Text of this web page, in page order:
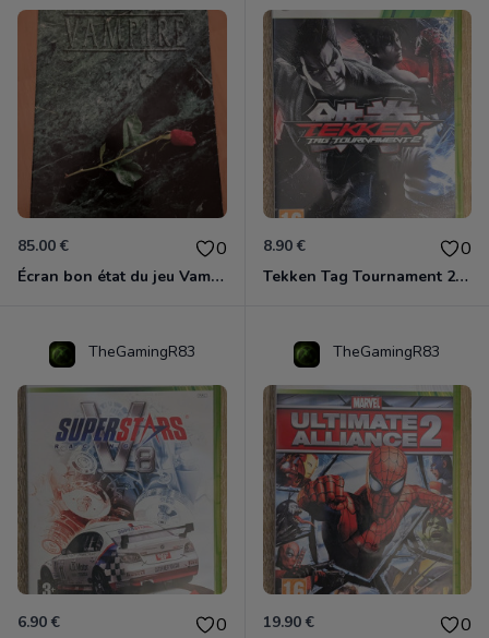
85.00 € 0
Écran bon état du jeu Vampire et livre de règles « la mascarade » état d’usage
8.90 € 0
Tekken Tag Tournament 2 Xbox 360
TheGamingR83
6.90 € 0
TheGamingR83
19.90 € 0